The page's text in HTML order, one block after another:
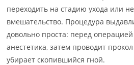
переходить на стадию ухода или
вмешательство. Процедура
довольно проста: перед
анестетика, затем проводит
убирает скопившийся гной.